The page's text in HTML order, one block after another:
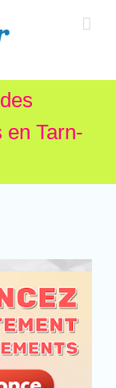
Tarn-